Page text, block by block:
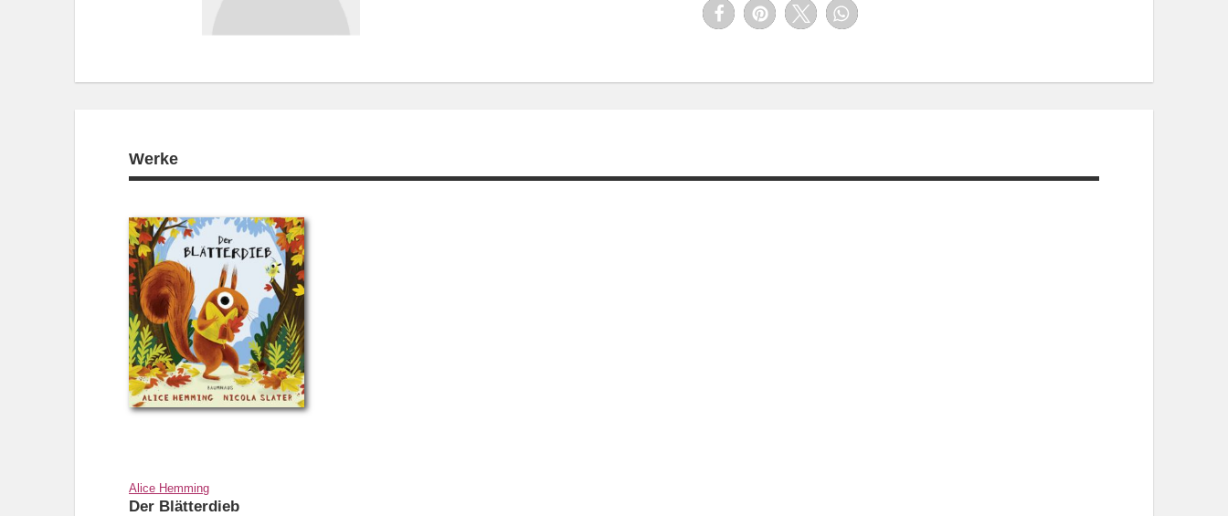
Werke
Alice Hemming
Der Blätterdieb